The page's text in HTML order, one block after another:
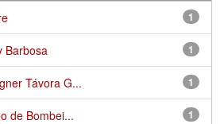
1
1
Barbosa
1
Távora G...
1
de Bombei...